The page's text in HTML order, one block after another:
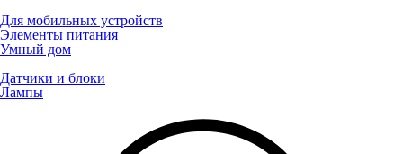
Для мобильных устройств
Элементы питания
Умный дом
Датчики и блоки
Лампы